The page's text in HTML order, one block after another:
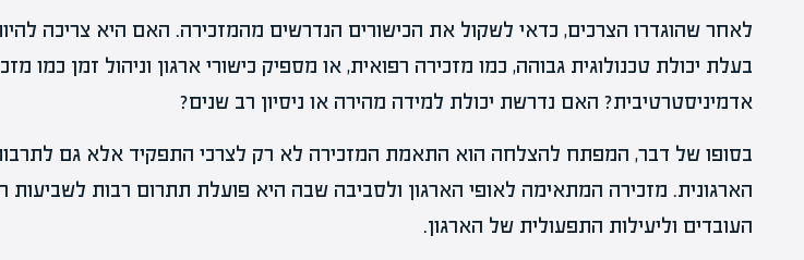
לאחר שהוגדרו הצרכים, כדאי לשקול את הכישורים הנדרשים מהמזכירה. האם היא צריכה
בעלת יכולת טכנולוגית גבוהה, כמו מזכירה רפואית, או מספיק כישורי ארגון וניהול זמן כמו
אדמיניסטרטיבית? האם נדרשת יכולת למידה מהירה או ניסיון רב שנים?
בסופו של דבר, המפתח להצלחה הוא התאמת המזכירה לא רק לצרכי התפקיד אלא גם
הארגונית. מזכירה המתאימה לאופי הארגון ולסביבה שבה היא פועלת תתרום רבות לשביעות
העובדים וליעילות התפעולית של הארגון.